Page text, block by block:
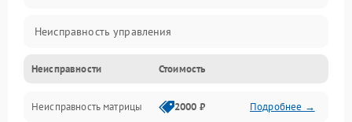
Неисправность управления
Неисправность интерфейсов
Прочие неисправности
Неисправности Стоимость
Неисправность матрицы 2000 ₽ Подробнее →